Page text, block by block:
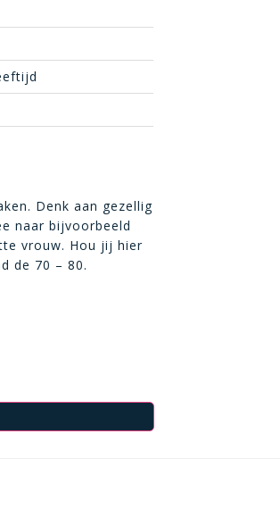
Denk aan gezellig
naar bijvoorbeeld
vrouw. Hou jij hier
de 70 – 80.